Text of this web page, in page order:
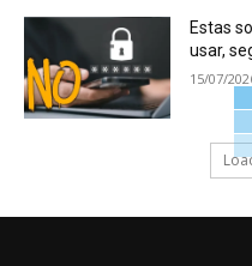
Estas
usar,
15/07/